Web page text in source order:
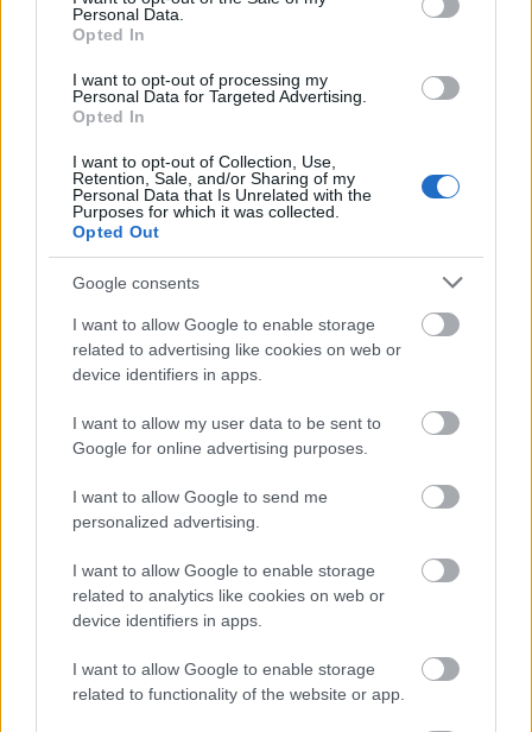
Personal Data.
Opted In
I want to opt-out of processing my
Personal Data for Targeted Advertising.
Opted In
I want to opt-out of Collection, Use,
Retention, Sale, and/or Sharing of my
Personal Data that Is Unrelated with the
Purposes for which it was collected.
Opted Out
Google consents
I want to allow Google to enable storage
related to advertising like cookies on web or
device identifiers in apps.
I want to allow my user data to be sent to
Google for online advertising purposes.
I want to allow Google to send me
personalized advertising.
I want to allow Google to enable storage
related to analytics like cookies on web or
device identifiers in apps.
I want to allow Google to enable storage
related to functionality of the website or app.
A gazdagon illusztrált kötet azokat a vadon termő
programok során találkozhatnak a résztvevők Fehérvár
közelében.
Könyvmentők akcióban - töretlenül a fehérvári
olvasókért
A közhasznú kezdeményezés célja, hogy 300 forintért
magasabb színvonalú könyvek kerüljenek vissza az
emberekhez.